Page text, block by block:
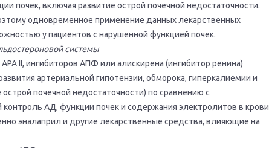
почек, включая развитие острой почечной недостаточности.
одновременное применение данных лекарственных
у пациентов с нарушенной функцией почек.
системы
II, ингибиторов АПФ или алискирена (ингибитор ренина)
артериальной гипотензии, обморока, гиперкалиемии и
почечной недостаточности) по сравнению с
АД, функции почек и содержания электролитов в крови
эналаприл и другие лекарственные средства, влияющие на